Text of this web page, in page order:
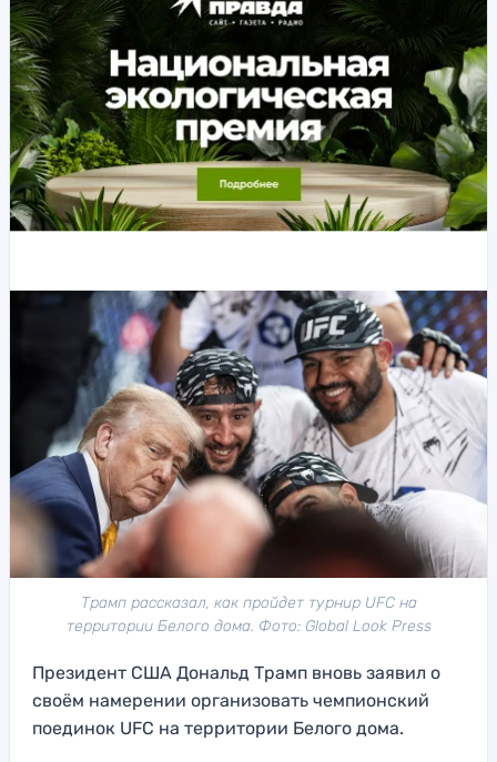
Трамп рассказал, как пройдет турнир UFC на
территории Белого дома. Фото: Global Look Press
Президент США Дональд Трамп вновь заявил о
своём намерении организовать чемпионский
поединок UFC на территории Белого дома.